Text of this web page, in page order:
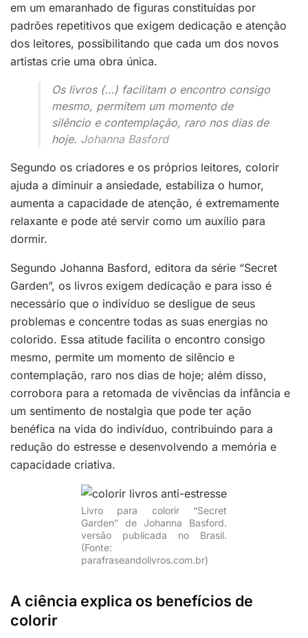
em um emaranhado de figuras constituídas por
padrões repetitivos que exigem dedicação e atenção
dos leitores, possibilitando que cada um dos novos
artistas crie uma obra única.
Os livros (…) facilitam o encontro consigo
mesmo, permitem um momento de
silêncio e contemplação, raro nos dias de
hoje. Johanna Basford
Segundo os criadores e os próprios leitores, colorir
ajuda a diminuir a ansiedade, estabiliza o humor,
aumenta a capacidade de atenção, é extremamente
relaxante e pode até servir como um auxílio para
dormir.
Segundo Johanna Basford, editora da série “Secret
Garden”, os livros exigem dedicação e para isso é
necessário que o indivíduo se desligue de seus
problemas e concentre todas as suas energias no
colorido. Essa atitude facilita o encontro consigo
mesmo, permite um momento de silêncio e
contemplação, raro nos dias de hoje; além disso,
corrobora para a retomada de vivências da infância e
um sentimento de nostalgia que pode ter ação
benéfica na vida do indivíduo, contribuindo para a
redução do estresse e desenvolvendo a memória e
capacidade criativa.
Livro para colorir “Secret
Garden” de Johanna Basford.
versão publicada no Brasil.
(Fonte:
parafraseandolivros.com.br)
A ciência explica os benefícios de
colorir